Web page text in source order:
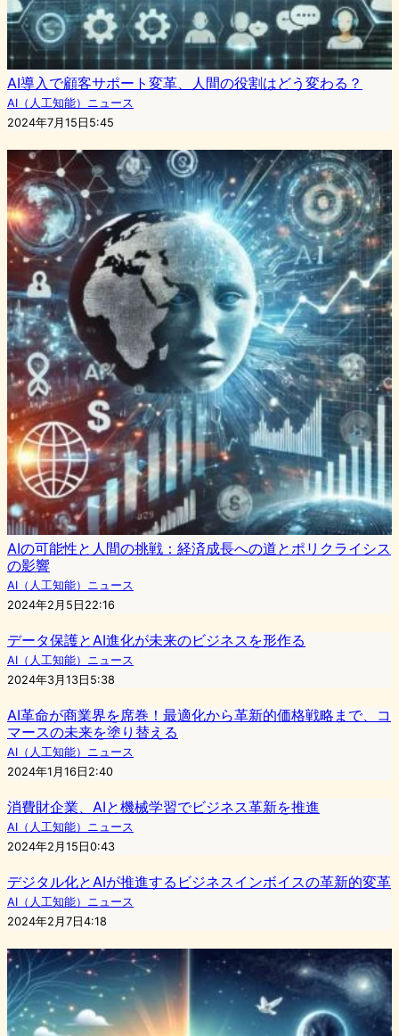
AI導入で顧客サポート変革、人間の役割はどう変わる？
AI（人工知能）ニュース
2024年7月15日5:45
AIの可能性と人間の挑戦：経済成長への道とポリクライシス
の影響
AI（人工知能）ニュース
2024年2月5日22:16
データ保護とAI進化が未来のビジネスを形作る
AI（人工知能）ニュース
2024年3月13日5:38
AI革命が商業界を席巻！最適化から革新的価格戦略まで、コ
マースの未来を塗り替える
AI（人工知能）ニュース
2024年1月16日2:40
消費財企業、AIと機械学習でビジネス革新を推進
AI（人工知能）ニュース
2024年2月15日0:43
デジタル化とAIが推進するビジネスインボイスの革新的変革
AI（人工知能）ニュース
2024年2月7日4:18